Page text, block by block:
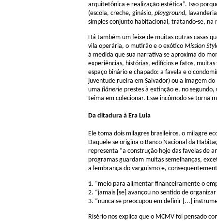
arquitetônica e realização estética”. Isso
(escola, creche, ginásio, playground,
simples conjunto habitacional, tratando-se,
Há também um feixe de muitas outras casas
vila operária, o mutirão e o exótico Mission
à medida que sua narrativa se aproxima do
experiências, histórias, edifícios e fatos,
espaço binário e chapado: a favela e o
juventude rueira em Salvador) ou a imagem
uma flânerie prestes à extinção e, no
teima em colecionar. Esse incômodo se torna
Da ditadura à Era Lula
Ele toma dois milagres brasileiros, o milagre
Daquele se origina o Banco Nacional da
representa “a construção hoje das favelas de
programas guardam muitas semelhanças,
a lembrança do varguismo e,
1. “meio para alimentar financeiramente o
2. “jamais [se] avançou no sentido de
3. “nunca se preocupou em definir [...]
Risério nos explica que o MCMV foi pensado